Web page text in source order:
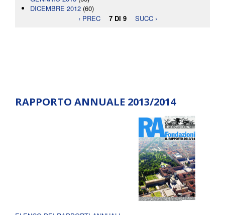
DICEMBRE 2012 (60)
‹ PREC
7 DI 9 SUCC ›
RAPPORTO ANNUALE 2013/2014